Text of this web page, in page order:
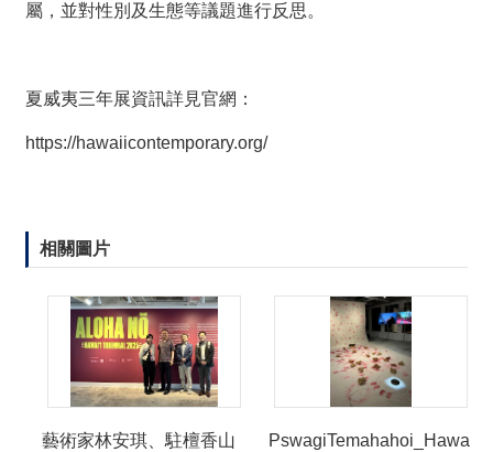
屬，並對性別及生態等議題進行反思。
夏威夷三年展資訊詳見官網：
https://hawaiicontemporary.org/
相關圖片
藝術家林安琪、駐檀香山
PswagiTemahahoi_Hawa